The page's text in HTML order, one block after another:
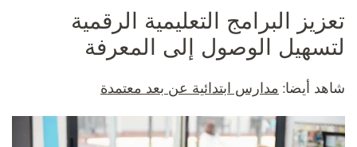
تعزيز البرامج التعليمية الرقمية
لتسهيل الوصول إلى المعرفة
شاهد أيضا: مدارس ابتدائية عن بعد معتمدة